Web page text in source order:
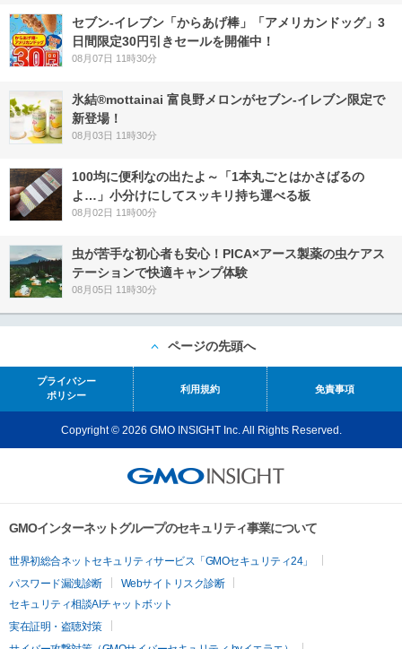
セブン‐イレブン「からあげ棒」「アメリカンドッグ」3
日間限定30円引きセールを開催中！
08月07日 11時30分
氷結®mottainai 富良野メロンがセブン‐イレブン限定で
新登場！
08月03日 11時30分
100均に便利なの出たよ～「1本丸ごとはかさばるの
よ…」小分けにしてスッキリ持ち運べる板
08月02日 11時00分
虫が苦手な初心者も安心！PICA×アース製薬の虫ケアス
テーションで快適キャンプ体験
08月05日 11時30分
ページの先頭へ
プライバシー
ポリシー
利用規約 免責事項
Copyright © 2026 GMO INSIGHT Inc. All Rights Reserved.
GMOインターネットグループのセキュリティ事業について
世界初総合ネットセキュリティサービス「GMOセキュリティ24」
パスワード漏洩診断
Webサイトリスク診断
セキュリティ相談AIチャットボット
実在証明・盗聴対策